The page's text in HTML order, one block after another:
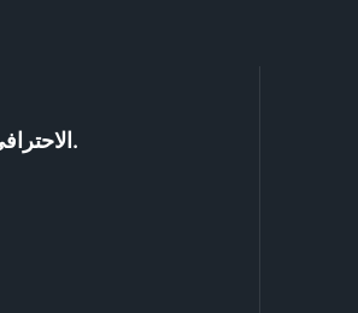
مزود الإضاءة LED الاحترافي الخاص بك.